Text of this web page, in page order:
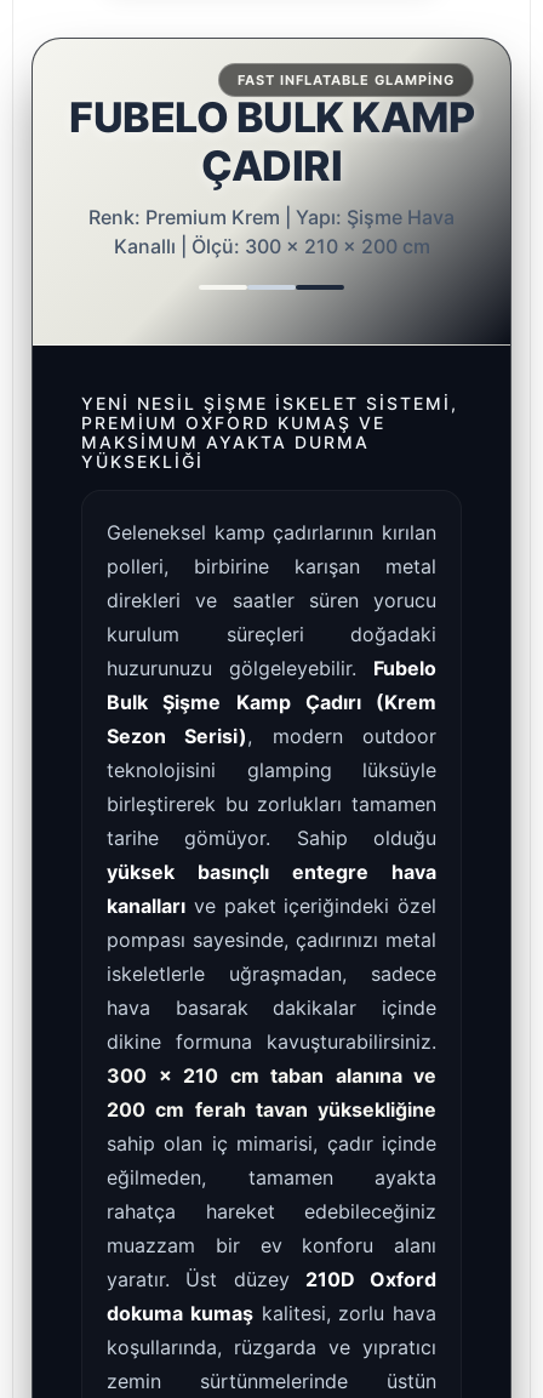
FAST INFLATABLE GLAMPING
FUBELO BULK KAMP
ÇADIRI
Renk: Premium Krem | Yapı: Şişme Hava
Kanallı | Ölçü: 300 x 210 x 200 cm
YENI NESIL ŞIŞME İSKELET SISTEMI,
PREMIUM OXFORD KUMAŞ VE
MAKSIMUM AYAKTA DURMA
YÜKSEKLIĞI
Geleneksel kamp çadırlarının kırılan
polleri, birbirine karışan metal
direkleri ve saatler süren yorucu
kurulum süreçleri doğadaki
huzurunuzu gölgeleyebilir. Fubelo
Bulk Şişme Kamp Çadırı (Krem
Sezon Serisi), modern outdoor
teknolojisini glamping lüksüyle
birleştirerek bu zorlukları tamamen
tarihe gömüyor. Sahip olduğu
yüksek basınçlı entegre hava
kanalları ve paket içeriğindeki özel
pompası sayesinde, çadırınızı metal
iskeletlerle uğraşmadan, sadece
hava basarak dakikalar içinde
dikine formuna kavuşturabilirsiniz.
300 x 210 cm taban alanına ve
200 cm ferah tavan yüksekliğine
sahip olan iç mimarisi, çadır içinde
eğilmeden, tamamen ayakta
rahatça hareket edebileceğiniz
muazzam bir ev konforu alanı
yaratır. Üst düzey 210D Oxford
dokuma kumaşkalitesi, zorlu hava
koşullarında, rüzgarda ve yıpratıcı
zemin sürtünmelerinde üstün